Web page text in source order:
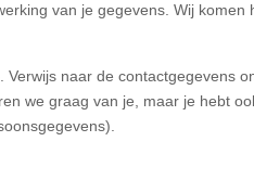
van je gegevens. Wij komen
naar de contactgegevens
we graag van je, maar je hebt